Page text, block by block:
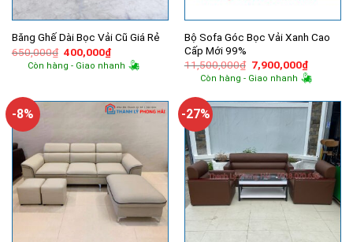
Băng Ghế Dài Bọc Vải Cũ Giá Rẻ
650,000₫ Giá
gốc
là:
400,000₫Giá
hiện
tại
Còn hàng - Giao nhanh
Bộ Sofa Góc Bọc Vải Xanh Cao
Cấp Mới 99%
11,500,000₫ Giá
gốc
là:
7,900,000₫Giá
hiện
tại
Còn hàng - Giao nhanh
-8% -27%